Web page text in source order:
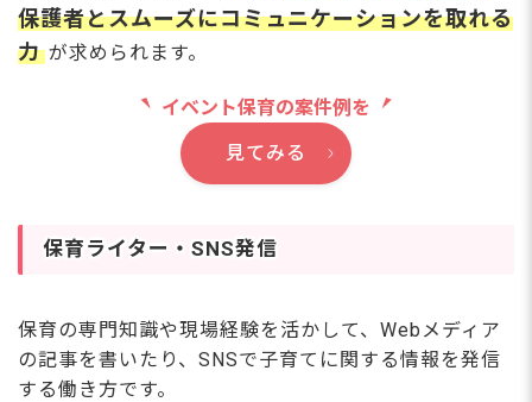
保護者とスムーズにコミュニケーションを取れる
力 が求められます。
イベント保育の案件例を
見てみる
保育ライター・SNS発信
保育の専門知識や現場経験を活かして、Webメディア
の記事を書いたり、SNSで子育てに関する情報を発信
する働き方です。